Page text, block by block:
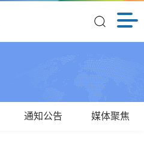
通知公告 媒体聚焦